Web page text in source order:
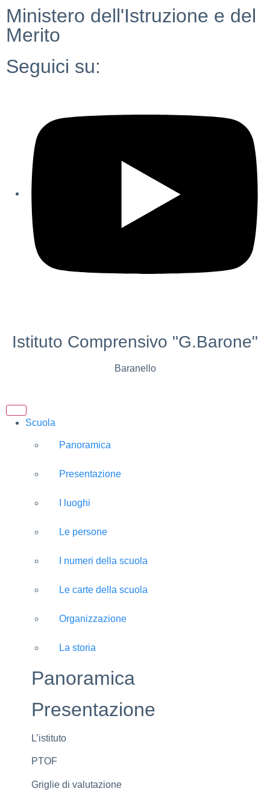
Ministero dell'Istruzione e del
Merito
Seguici su:
Istituto Comprensivo "G.Barone"
Baranello
Scuola
Panoramica
Presentazione
I luoghi
Le persone
I numeri della scuola
Le carte della scuola
Organizzazione
La storia
Panoramica
Presentazione
L’istituto
PTOF
Griglie di valutazione